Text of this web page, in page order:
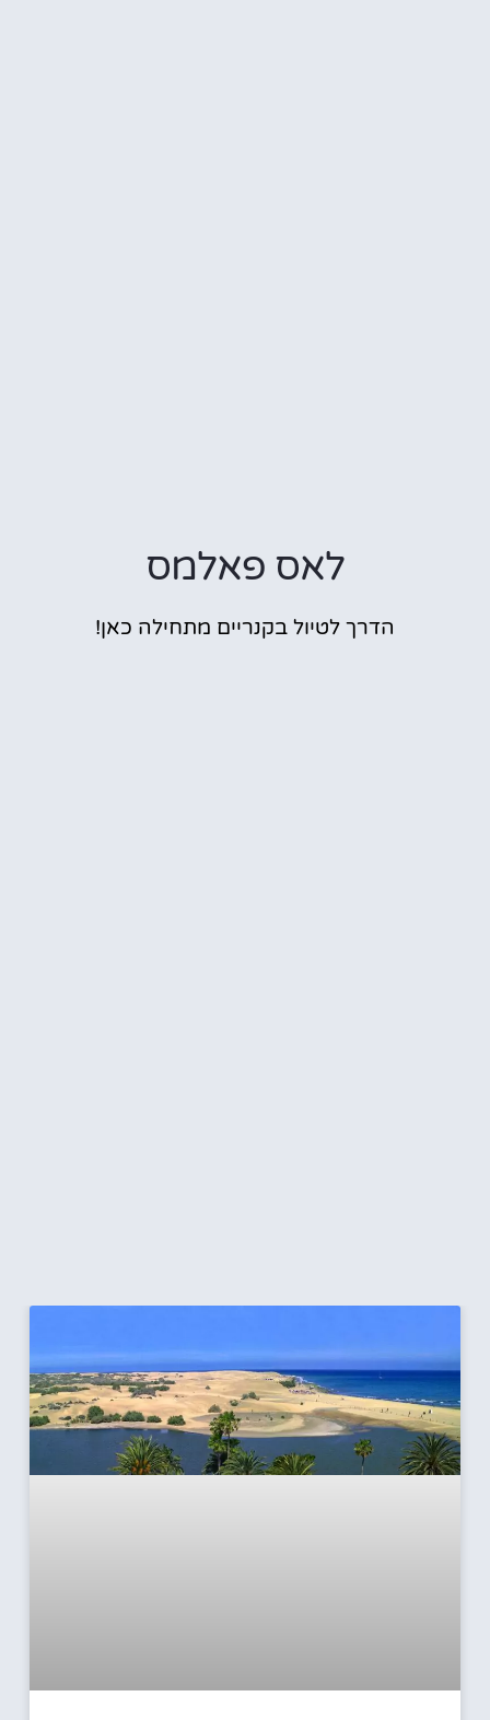
לאס פאלמס
הדרך לטיול בקנריים מתחילה כאן!